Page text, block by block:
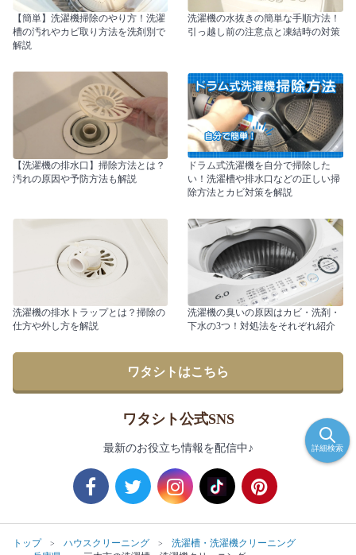
【簡単】洗濯機掃除のやり方！洗濯
槽の汚れやカビ取り方法を洗剤別で
解説
洗濯機の水抜きの簡単な手順方法！
引っ越し前の注意点と凍結時の対策
【洗濯機の排水口】掃除方法とは？
汚れの原因や予防方法も解説
ドラム式洗濯機を自分で掃除した
い！洗濯槽や排水口などの正しい掃
除方法とカビ対策を解説
洗濯機の排水トラップとは？掃除の
仕方や外し方を解説
洗濯機の臭いの原因はカビ・洗剤・
下水の3つ！対処法をそれぞれ紹介
ワタシトはこちら
ワタシト公式SNS
最新のお役立ち情報を配信中♪
トップ ハウスクリーニング
洗濯槽・洗濯機クリーニング
詳細検索